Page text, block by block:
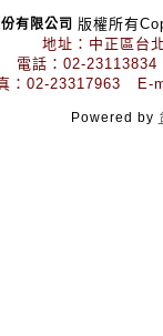
有限公司 版權所有
地址：中正區台
電話：02-
：02-23317963 E-
Powered by